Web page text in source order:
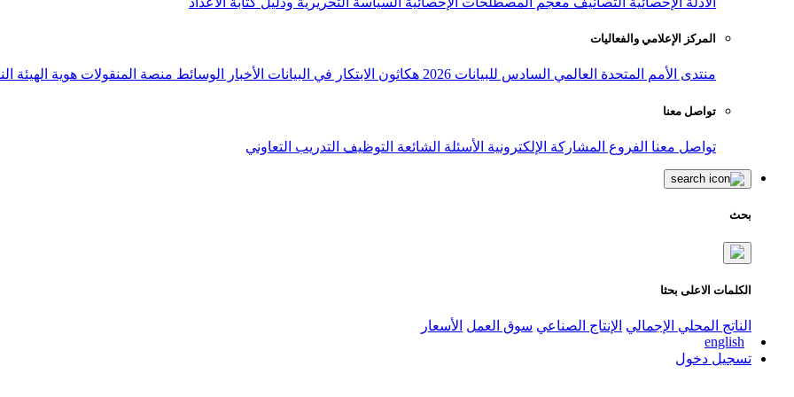
المركز الإعلامي والفعاليات
منتدى الأمم المتحدة العالمي السادس للبيانات 2026 هكاثون الابتكار في البيانات الأخبار الوسائط منصة المنقولات هوية الهيئة
تواصل معنا
تواصل معنا الفروع المشاركة الإلكترونية الأسئلة الشائعة التوظيف التدريب التعاوني
بحث
الكلمات الاعلى بحثا
الناتج المحلي الإجمالي الإنتاج الصناعي سوق العمل الأسعار
english
تسجيل دخول